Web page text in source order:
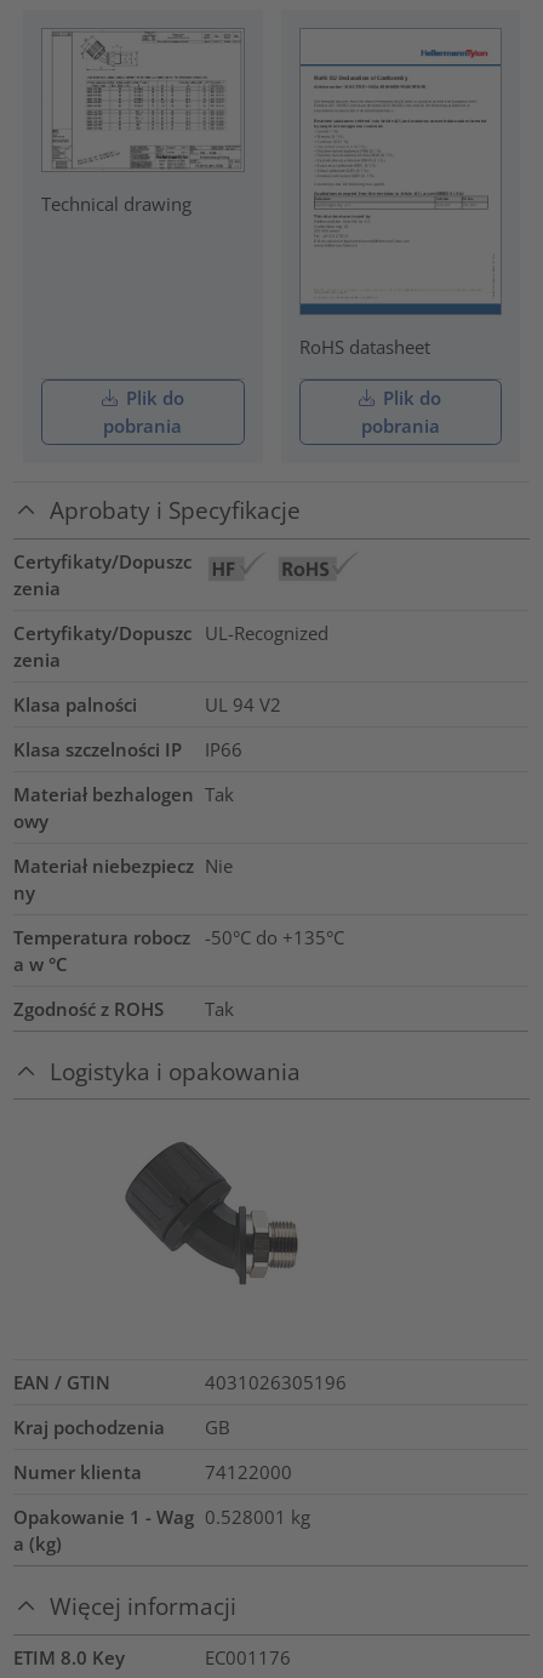
Technical drawing
Plik do
pobrania
RoHS datasheet
Plik do
pobrania
Aprobaty i Specyfikacje
Certyfikaty/Dopuszc
zenia
Certyfikaty/Dopuszc
zenia
UL-Recognized
Klasa palności
UL 94 V2
Klasa szczelności IP
IP66
Materiał bezhalogen
owy
Tak
Materiał niebezpiecz
ny
Nie
Temperatura robocz
a w °C
-50°C do +135°C
Zgodność z ROHS Tak
Logistyka i opakowania
EAN / GTIN
4031026305196
Kraj pochodzenia
GB
Numer klienta
74122000
Opakowanie 1 - Wag
a (kg)
0.528001 kg
Więcej informacji
ETIM 8.0 Key
EC001176